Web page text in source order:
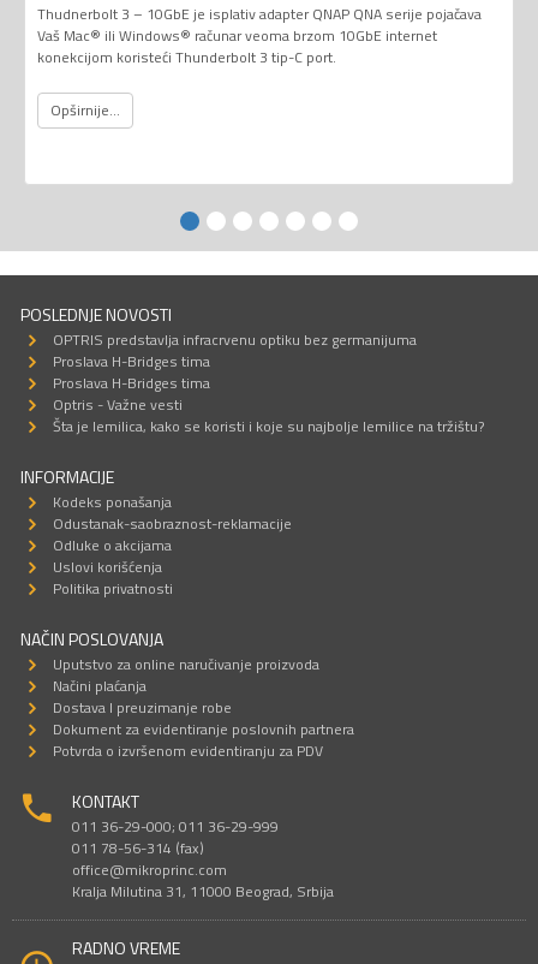
Thudnerbolt 3 – 10GbE je isplativ adapter QNAP QNA serije pojačava
Vaš Mac® ili Windows® računar veoma brzom 10GbE internet
konekcijom koristeći Thunderbolt 3 tip-C port.
Opširnije...
POSLEDNJE NOVOSTI
OPTRIS predstavlja infracrvenu optiku bez germanijuma
Proslava H-Bridges tima
Proslava H-Bridges tima
Optris - Važne vesti
Šta je lemilica, kako se koristi i koje su najbolje lemilice na tržištu?
INFORMACIJE
Kodeks ponašanja
Odustanak-saobraznost-reklamacije
Odluke o akcijama
Uslovi korišćenja
Politika privatnosti
NAČIN POSLOVANJA
Uputstvo za online naručivanje proizvoda
Načini plaćanja
Dostava I preuzimanje robe
Dokument za evidentiranje poslovnih partnera
Potvrda o izvršenom evidentiranju za PDV
KONTAKT
011 36-29-000; 011 36-29-999
011 78-56-314 (fax)
office@mikroprinc.com
Kralja Milutina 31, 11000 Beograd, Srbija
RADNO VREME